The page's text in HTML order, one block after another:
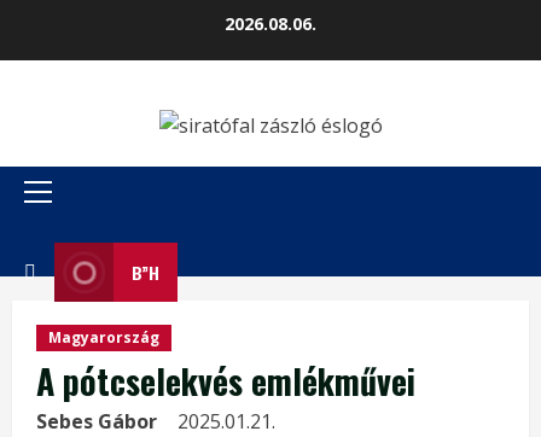
2026.08.06.
Primary
B”H
Magyarország
A pótcselekvés emlékművei
Sebes Gábor 2025.01.21.